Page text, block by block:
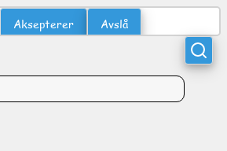
Aksepterer Avslå